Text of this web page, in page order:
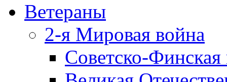
Ветераны
2-я Мировая война
Советско-